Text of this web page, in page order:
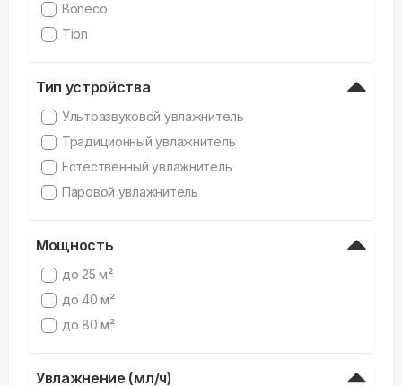
Boneco
Tion
Тип устройства
Ультразвуковой увлажнитель
Традиционный увлажнитель
Естественный увлажнитель
Паровой увлажнитель
Мощность
до 25 м²
до 40 м²
до 80 м²
Увлажнение (мл/ч)